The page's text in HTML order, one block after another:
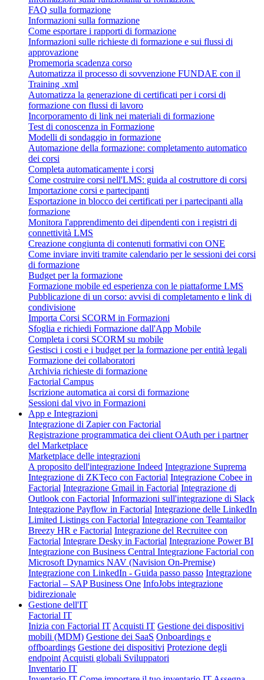
FAQ sulla formazione
Informazioni sulla formazione
Come esportare i rapporti di formazione
Informazioni sulle richieste di formazione e sui flussi di
approvazione
Promemoria scadenza corso
Automatizza il processo di sovvenzione FUNDAE con il
Training .xml
Automatizza la generazione di certificati per i corsi di
formazione con flussi di lavoro
Incorporamento di link nei materiali di formazione
Test di conoscenza in Formazione
Modelli di sondaggio in formazione
Automazione della formazione: completamento automatico
dei corsi
Completa automaticamente i corsi
Come costruire corsi nell'LMS: guida al costruttore di corsi
Importazione corsi e partecipanti
Esportazione in blocco dei certificati per i partecipanti alla
formazione
Monitora l'apprendimento dei dipendenti con i registri di
connettività LMS
Creazione congiunta di contenuti formativi con ONE
Come inviare inviti tramite calendario per le sessioni dei corsi
di formazione
Budget per la formazione
Formazione mobile ed esperienza con le piattaforme LMS
Pubblicazione di un corso: avvisi di completamento e link di
condivisione
Importa Corsi SCORM in Formazioni
Sfoglia e richiedi Formazione dall'App Mobile
Completa i corsi SCORM su mobile
Gestisci i costi e i budget per la formazione per entità legali
Formazione dei collaboratori
Archivia richieste di formazione
Factorial Campus
Iscrizione automatica ai corsi di formazione
Sessioni dal vivo in Formazioni
App e Integrazioni
Integrazione di Zapier con Factorial
Registrazione programmatica dei client OAuth per i partner
del Marketplace
Marketplace delle integrazioni
A proposito dell'integrazione Indeed Integrazione Suprema
Integrazione di ZKTeco con Factorial Integrazione Cobee in
Factorial Integrazione Gmail in Factorial Integrazione di
Outlook con Factorial Informazioni sull'integrazione di Slack
Integrazione Payflow in Factorial Integrazione delle LinkedIn
Limited Listings con Factorial Integrazione con Teamtailor
Breezy HR e Factorial Integrazione del Recruitee con
Factorial Integrare Desky in Factorial Integrazione Power BI
Integrazione con Business Central Integrazione Factorial con
Microsoft Dynamics NAV (Navision On-Premise)
Integrazione con LinkedIn - Guida passo passo Integrazione
Factorial – SAP Business One InfoJobs integrazione
bidirezionale
Gestione dell'IT
Factorial IT
Inizia con Factorial IT Acquisti IT Gestione dei dispositivi
mobili (MDM) Gestione dei SaaS Onboardings e
offboardings Gestione dei dispositivi Protezione degli
endpoint Acquisti globali Sviluppatori
Inventario IT